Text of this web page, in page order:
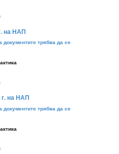
на НАП
документите трябва да се
на НАП
документите трябва да се